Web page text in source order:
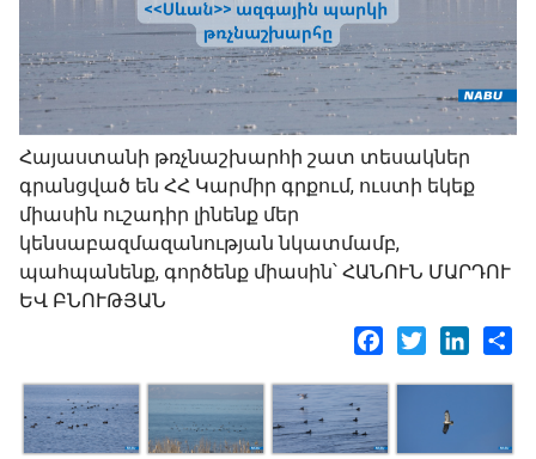
Հայաստանի թռչնաշխարհի շատ տեսակներ
գրանցված են ՀՀ Կարմիր գրքում, ուստի եկեք
միասին ուշադիր լինենք մեր
կենսաբազմազանության նկատմամբ,
պահպանենք, գործենք միասին՝ ՀԱՆՈՒՆ ՄԱՐԴՈՒ
ԵՎ ԲՆՈՒԹՅԱՆ
Facebook
Twitter